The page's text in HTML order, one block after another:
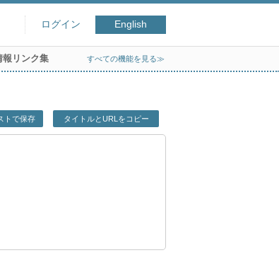
ログイン English
報リンク集 すべての機能を見る≫
トで保存 タイトルとURLをコピー